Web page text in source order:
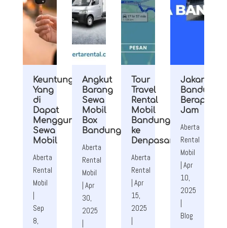
Keuntungan
Yang
di
Dapat
Menggunakan
Sewa
Mobil
Aberta
Rental
Mobil
Sep
8,
Angkut
Barang
Sewa
Mobil
Box
Bandung
Aberta
Rental
Mobil
Apr
30,
2025
Tour
Travel
Rental
Mobil
Bandung
ke
Denpasar
Aberta
Rental
Apr
15,
2025
Jakarta
Bandung
Berapa
Jam
Aberta
Rental
Mobil
Apr
10,
2025
Blog